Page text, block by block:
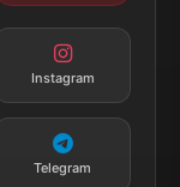
Instagram
Telegram